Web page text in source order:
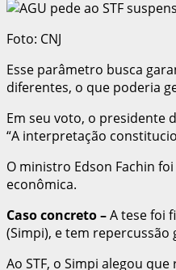
Foto: CNJ
Esse parâmetro busca
diferentes, o que poderia
Em seu voto, o presidente
“A interpretação
O ministro Edson Fachin
econômica.
Caso concreto–A tese foi
(Simpi), e tem repercussão
Ao STF, o Simpi alegou